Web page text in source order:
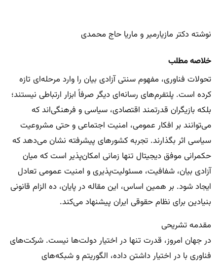
نوشته دکتر مازیارمیر و ماریا حاج محمدی
خلاصه مطلب
تحولات فناوری، مفهوم سنتی آزادی بیان را وارد مرحله‌ای تازه
کرده است. پلتفرم‌های رسانه‌ای دیگر صرفاً ابزار ارتباطی نیستند؛
بلکه بازیگران قدرتمند اقتصادی، سیاسی و فرهنگی‌اند که
می‌توانند بر افکار عمومی، امنیت اجتماعی و حتی مشروعیت
سیاسی اثر بگذارند. تجربه کشورهای پیشرفته نشان می‌دهد که
حکمرانی موفق دیجیتال تنها زمانی امکان‌پذیر است که میان
آزادی بیان، شفافیت، مسئولیت‌پذیری و امنیت عمومی تعادل
ایجاد شود. بر همین اساس، این مقاله در پایان، ده الزام قانونی
بنیادین برای نظام حقوقی ایران پیشنهاد می‌کند.
مقدمه تشریحی
در جهان امروز، قدرت تنها در اختیار دولت‌ها نیست. شرکت‌های
فناوری با در اختیار داشتن داده، الگوریتم و شبکه‌های